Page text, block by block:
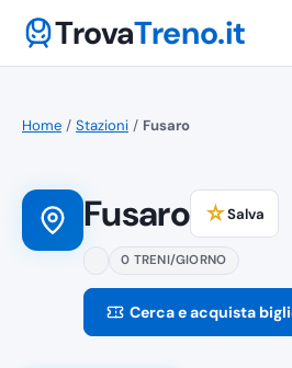
TrovaTreno.it
Home / Stazioni / Fusaro
Fusaro ☆Salva
0 TRENI/GIORNO
Cerca e acquista